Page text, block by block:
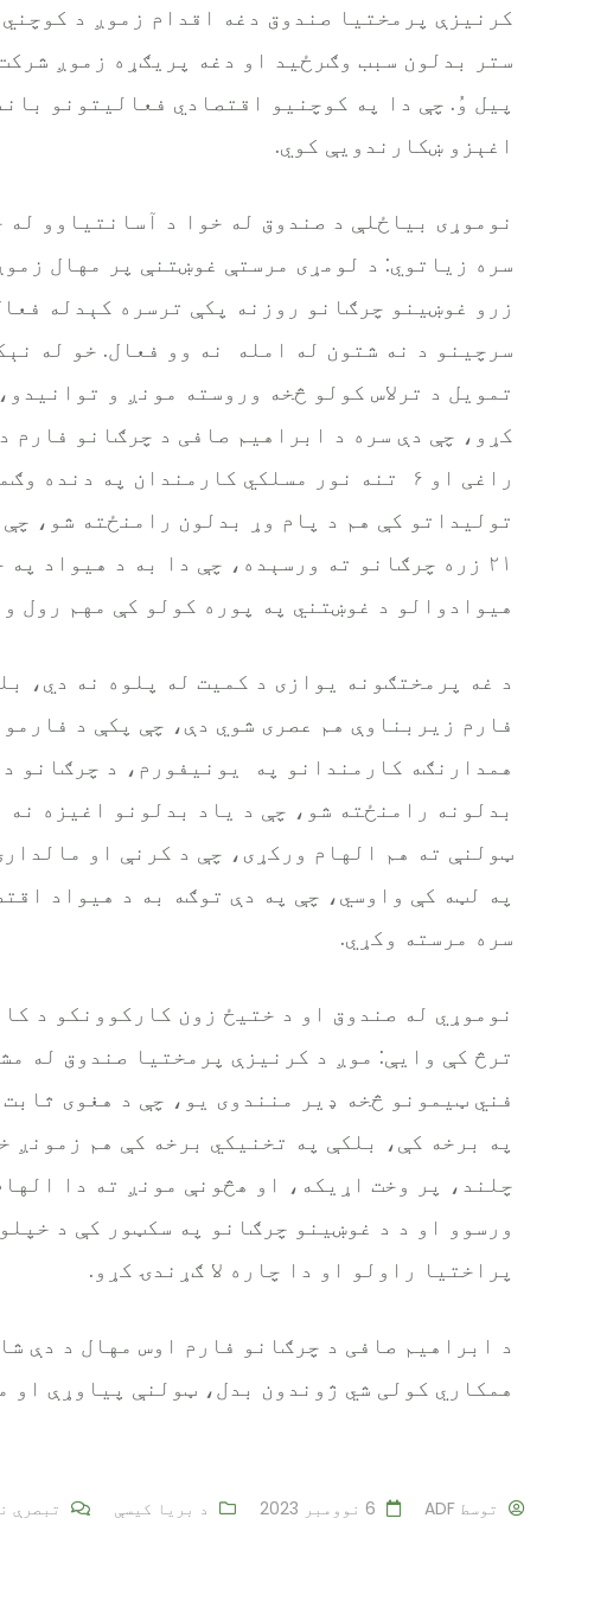
کرنیزې پرمختیا صندوق دغه اقدام زموږ د
ستر بدلون سبب وګرځید او دغه پریګړه زموږ
پیل وُ. چې دا په کوچنیو اقتصادي فعالیتونو
اغېزو ښکارندویې کوي.
نوموړی بیاځلې د صندوق له خوا د آسانتیاوو
زرو غوښینو چرګانو روزنه پکې ترسره کېدله
سرچینو د نه شتون له امله نه وو فعال. خو له
تمویل د ترلاس کولو څخه وروسته مونږ و
کړو، چې دې سره د ابراهیم صافی د چرګانو فارم
راغی او ۶ تنه نور مسلکي کارمندان په
۲۱ زره چرګانو ته ورسېده، چې دا به د هیواد
هیوادوالو د غوښتني په پوره کولو کې مهم رول
د غه پرمختګونه یوازی د کمیت له پلوه نه دي،
فارم زیربناوې هم عصری شوي دې، چې پکې د
همدارنګه کارمندانو په یونیفورم، د چرګانو
بدلونه رامنځته شو، چې د یاد بدلونو اغیزه
ټولنې ته هم الهام ورکړی، چې د کرنې او
په لټه کې واوسي، چې په دې توګه به د هیواد
سره مرسته وکړي.
نوموړي له صندوق او د ختیځ زون کارکوونکو د
ترڅ کې وایې: موږ د کرنیزې پرمختیا صندوق له
فني ټیمونو څخه ډیر منندوی یو، چې د هغوی
په برخه کې، بلکې په تخنیکي برخه کې هم زمونږ
چلند، پر وخت اړیکه، او هڅونې مونږ ته دا
ورسوو او د د غوښینو چرګانو په سکټور کې د
پراختیا راولو او دا چاره لا ګړندۍ کړو.
د ابراهیم صافی د چرګانو فارم اوس مهال د دې
همکاري کولی شي ژوندون بدل، ټولنې پیاوړې او
توسط ADF 6 نوومبر 2023 د بریا کیسې تبصرې